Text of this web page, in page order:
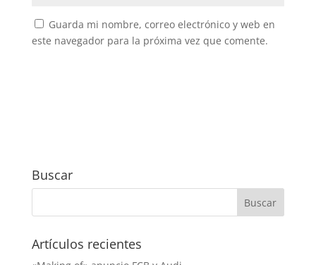
Guarda mi nombre, correo electrónico y web en
este navegador para la próxima vez que comente.
Buscar
Artículos recientes